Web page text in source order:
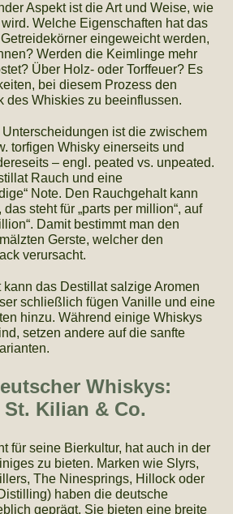
Aspekt ist die Art und Weise, wie
Welche Eigenschaften hat das
eingeweicht werden,
Werden die Keimlinge mehr
Über Holz- oder Torffeuer? Es
bei diesem Prozess den
des Whiskies zu beeinflussen.
ist die zwischem
torfigen Whisky einerseits und
– engl. peated vs. unpeated.
Rauch und eine
Note. Den Rauchgehalt kann
steht für „parts per million“, auf
Damit bestimmt man den
Gerste, welcher den
verursacht.
kann das Destillat salzige Aromen
schließlich fügen Vanille und eine
hinzu. Während einige Whiskys
setzen andere auf die sanfte
Whiskys:
Kilian & Co.
für seine Bierkultur, hat auch in der
zu bieten. Marken wie Slyrs,
The Ninesprings, Hillock oder
haben die deutsche
geprägt. Sie bieten eine breite